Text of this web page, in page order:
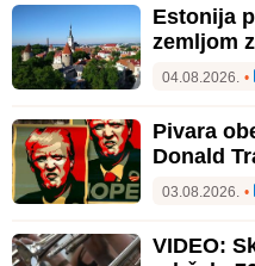
Estonija
zemljom
04.08.2026. •
Pivara
Donald
03.08.2026. •
VIDEO: